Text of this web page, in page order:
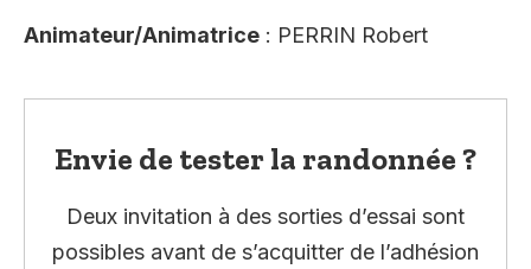
Animateur/Animatrice : PERRIN Robert
Envie de tester la randonnée ?
Deux invitation à des sorties d’essai sont
possibles avant de s’acquitter de l’adhésion